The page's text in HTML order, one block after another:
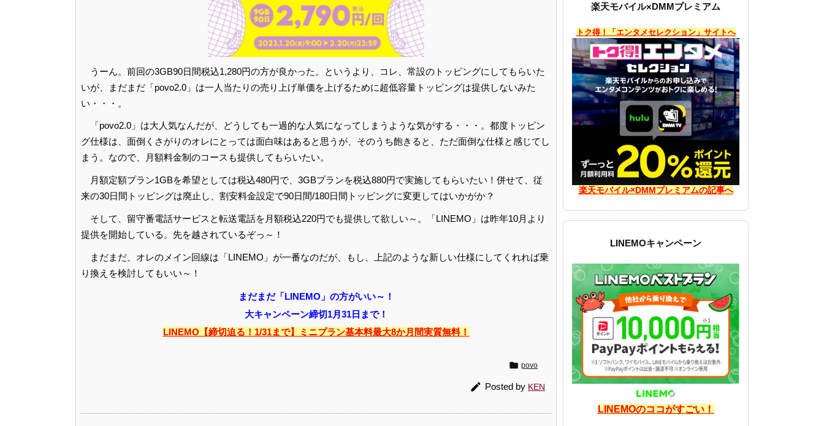
うーん。前回の3GB90日間税込1,280円の方が良かった。というより、コレ、常設のトッピングにしてもらいた
いが、まだまだ「povo2.0」は一人当たりの売り上げ単価を上げるために超低容量トッピングは提供しないみた
い・・・。
「povo2.0」は大人気なんだが、どうしても一過的な人気になってしまうような気がする・・・。都度トッピン
グ仕様は、面倒くさがりのオレにとっては面白味はあると思うが、そのうち飽きると、ただ面倒な仕様と感じてし
まう。なので、月額料金制のコースも提供してもらいたい。
月額定額プラン1GBを希望としては税込480円で、3GBプランを税込880円で実施してもらいたい！併せて、従
来の30日間トッピングは廃止し、割安料金設定で90日間/180日間トッピングに変更してはいかがか？
そして、留守番電話サービスと転送電話を月額税込220円でも提供して欲しい～。「LINEMO」は昨年10月より
提供を開始している。先を越されているぞっ～！
まだまだ、オレのメイン回線は「LINEMO」が一番なのだが、もし、上記のような新しい仕様にしてくれれば乗
り換えを検討してもいい～！
まだまだ「LINEMO」の方がいい～！
大キャンペーン締切1月31日まで！
LINEMO【締切迫る！1/31まで】ミニプラン基本料最大8か月間実質無料！
 povo
 Posted by KEN
楽天モバイル×DMMプレミアム
トク得！「エンタメセレクション」サイトへ
楽天モバイル×DMMプレミアムの記事へ
LINEMOキャンペーン
LINEMOのココがすごい！